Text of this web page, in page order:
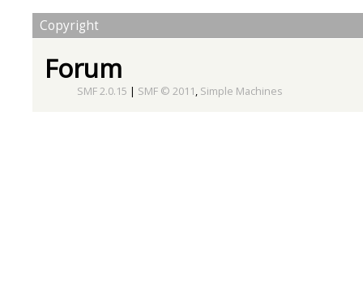
Copyright
Forum
SMF 2.0.15 | SMF © 2011, Simple Machines